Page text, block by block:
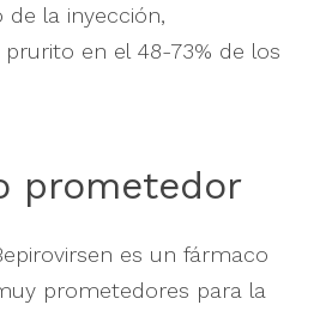
la inyección,
en el 48-73% de los
prometedor
es un fármaco
prometedores para la